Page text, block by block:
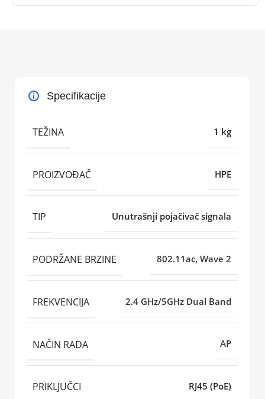
Specifikacije
TEŽINA 1 kg
PROIZVOĐAČ HPE
TIP Unutrašnji pojačivač signala
PODRŽANE BRZINE 802.11ac, Wave 2
FREKVENCIJA 2.4 GHz/5GHz Dual Band
NAČIN RADA AP
PRIKLJUČCI RJ45 (PoE)